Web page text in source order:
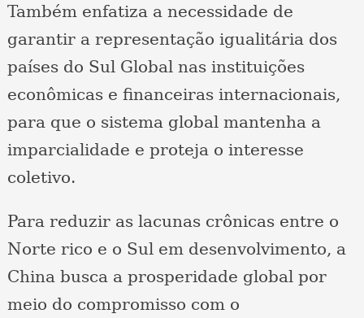
Também enfatiza a necessidade de
garantir a representação igualitária dos
países do Sul Global nas instituições
econômicas e financeiras internacionais,
para que o sistema global mantenha a
imparcialidade e proteja o interesse
coletivo.
Para reduzir as lacunas crônicas entre o
Norte rico e o Sul em desenvolvimento, a
China busca a prosperidade global por
meio do compromisso com o